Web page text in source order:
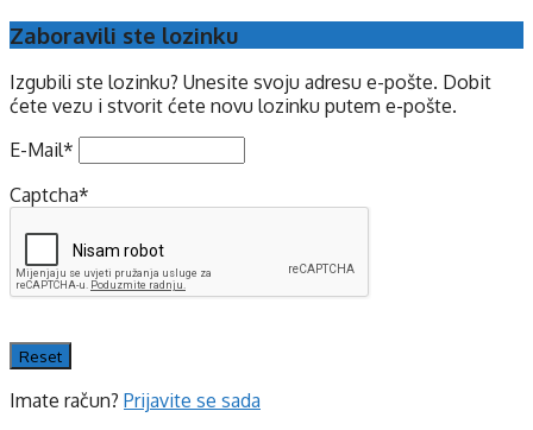
Zaboravili ste lozinku
Izgubili ste lozinku? Unesite svoju adresu e-pošte. Dobit
ćete vezu i stvorit ćete novu lozinku putem e-pošte.
E-Mail*
Captcha*
Imate račun? Prijavite se sada